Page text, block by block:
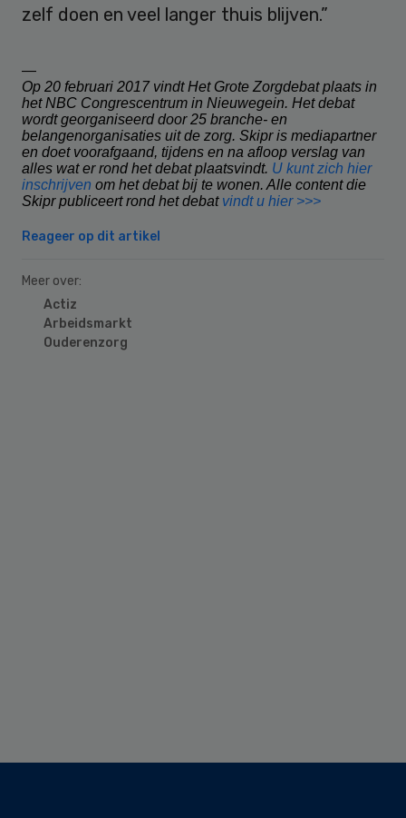
zelf doen en veel langer thuis blijven.”
—
Op 20 februari 2017 vindt Het Grote Zorgdebat plaats in
het NBC Congrescentrum in Nieuwegein. Het debat
wordt georganiseerd door 25 branche- en
belangenorganisaties uit de zorg. Skipr is mediapartner
en doet voorafgaand, tijdens en na afloop verslag van
alles wat er rond het debat plaatsvindt. U kunt zich hier
inschrijven om het debat bij te wonen. Alle content die
Skipr publiceert rond het debat vindt u hier >>>
Reageer op dit artikel
Meer over:
Actiz
Arbeidsmarkt
Ouderenzorg